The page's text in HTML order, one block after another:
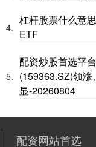
4、
杠杆股票什么意
ETF
5、
配资炒股首选平
(159363.SZ)领
显-20260804
配资网站首选